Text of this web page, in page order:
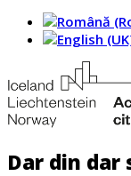
Dar din dar